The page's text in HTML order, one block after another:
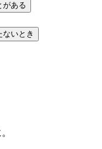
がある
いとき